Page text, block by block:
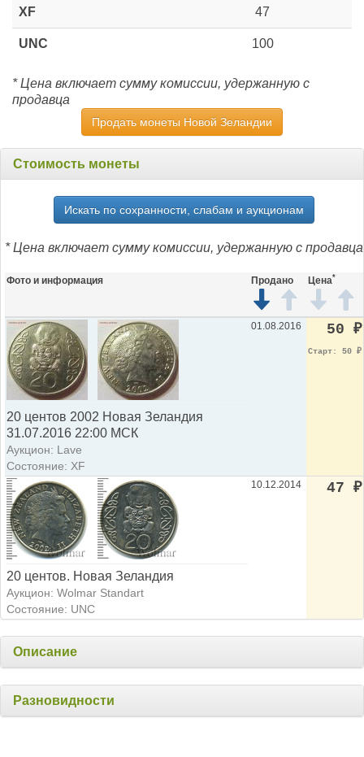
XF 47
UNC 100
* Цена включает сумму комиссии, удержанную с
продавца
Продать монеты Новой Зеландии
Стоимость монеты
Искать по сохранности, слабам и аукционам
* Цена включает сумму комиссии, удержанную с продавца
Фото и информация Продано Цена*
20 центов 2002 Новая Зеландия
31.07.2016 22:00 МСК
Аукцион: Lave
Состояние: XF
01.08.2016 50 ₽
Старт: 50 ₽
20 центов. Новая Зеландия
Аукцион: Wolmar Standart
Состояние: UNC
10.12.2014 47 ₽
Описание
Разновидности